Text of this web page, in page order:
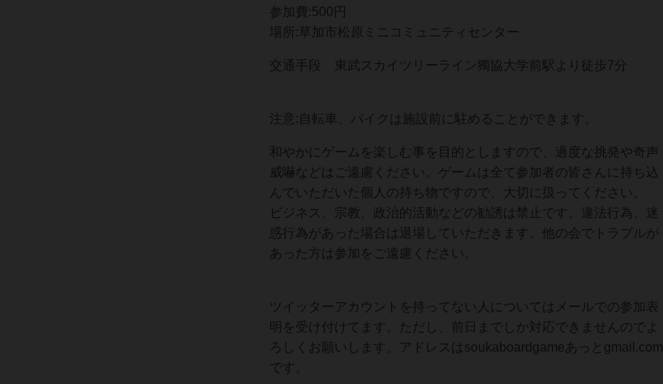
参加費:500円
場所:草加市松原ミニコミュニティセンター
交通手段 東武スカイツリーライン獨協大学前駅より徒歩7分
注意: 自転車、バイクは施設前に駐めることができます。
和やかにゲームを楽しむ事を目的としますので、過度な挑発や奇声
威嚇などはご遠慮ください。ゲームは全て参加者の皆さんに持ち込
んでいただいた個人の持ち物ですので、大切に扱ってください。
ビジネス、宗教、政治的活動などの勧誘は禁止です。違法行為、迷
惑行為があった場合は退場していただきます。他の会でトラブルが
あった方は参加をご遠慮ください。
ツイッターアカウントを持ってない人についてはメールでの参加表
明を受け付けてます。ただし、前日までしか対応できませんのでよ
ろしくお願いします。アドレスはsoukaboardgameあっとgmail.com
です。